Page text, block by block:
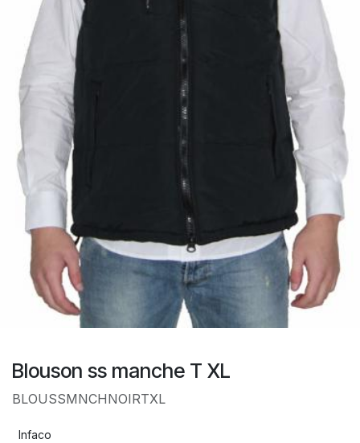
Blouson ss manche T XL
BLOUSSMNCHNOIRTXL
Infaco